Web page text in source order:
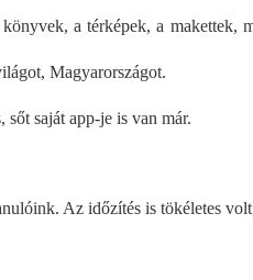
a térképek, a makettek,
Magyarországot.
saját app-je is van már.
Az időzítés is tökéletes